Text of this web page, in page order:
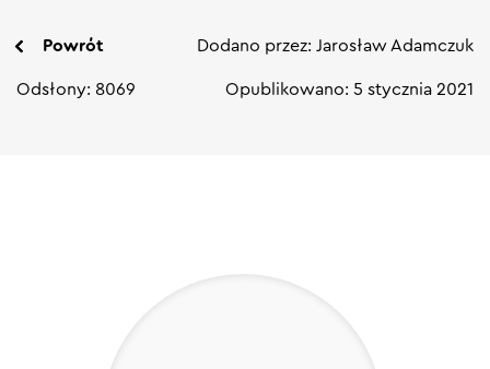
Powrót Dodano przez: Jarosław Adamczuk
Odsłony: 8069 Opublikowano: 5 stycznia 2021